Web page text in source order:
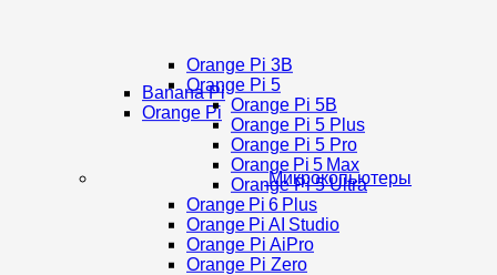
Микрокопьютеры
Banana Pi
Orange Pi
Orange Pi 3B
Orange Pi 5
Orange Pi 5B
Orange Pi 5 Plus
Orange Pi 5 Pro
Orange Pi 5 Max
Orange Pi 5 Ultra
Orange Pi 6 Plus
Orange Pi AI Studio
Orange Pi AiPro
Orange Pi Zero